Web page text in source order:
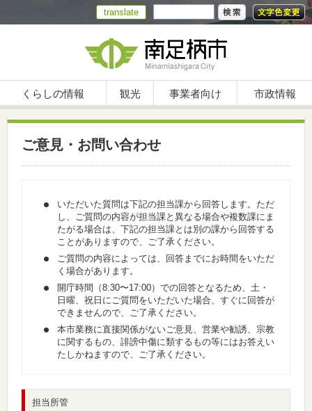
translate
くらしの情報 観光 事業者向け 市政情報
ご意見・お問い合わせ
いただいた質問は下記の担当課から回答します。ただ
し、ご質問の内容が担当課と異なる場合や複数課にま
たがる場合は、下記の担当課とは別の課から回答する
ことがありますので、ご了承ください。
ご質問の内容によっては、回答までにお時間をいただ
く場合があります。
開庁時間（8:30〜17:00）での回答となるため、土・
日曜、祝日にご質問をいただいた場合、すぐに回答が
できませんので、ご了承ください。
本市業務に直接関係がないご意見、営業や勧誘、宗教
に関するもの、誹謗中傷に類するもの等にはお答えい
たしかねますので、ご了承ください。
担当所管